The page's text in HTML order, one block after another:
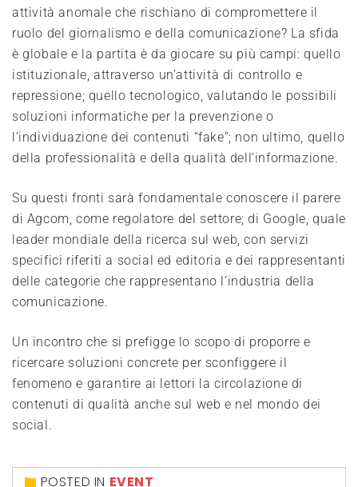
attività anomale che rischiano di compromettere il
ruolo del giornalismo e della comunicazione? La sfida
è globale e la partita è da giocare su più campi: quello
istituzionale, attraverso un’attività di controllo e
repressione; quello tecnologico, valutando le possibili
soluzioni informatiche per la prevenzione o
l’individuazione dei contenuti “fake”; non ultimo, quello
della professionalità e della qualità dell’informazione.
Su questi fronti sarà fondamentale conoscere il parere
di Agcom, come regolatore del settore; di Google, quale
leader mondiale della ricerca sul web, con servizi
specifici riferiti a social ed editoria e dei rappresentanti
delle categorie che rappresentano l’industria della
comunicazione.
Un incontro che si prefigge lo scopo di proporre e
ricercare soluzioni concrete per sconfiggere il
fenomeno e garantire ai lettori la circolazione di
contenuti di qualità anche sul web e nel mondo dei
social.
POSTED IN EVENT